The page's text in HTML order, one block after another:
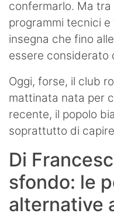
confermarlo. Ma
programmi tecnici
insegna che fino
essere considerato
Oggi, forse, il club
mattinata nata per
recente, il popolo
soprattutto di
Di
sfondo: le
alternative